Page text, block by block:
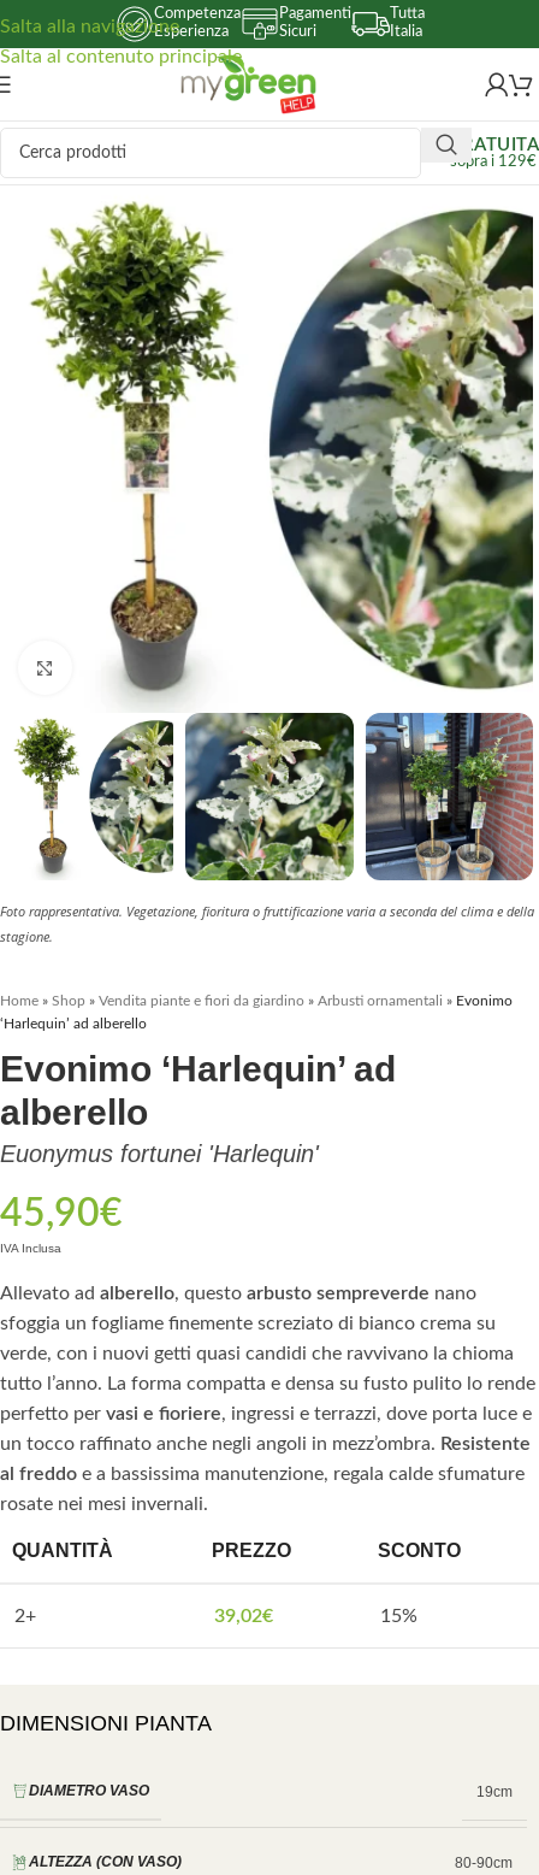
Salta alla navigazione
Salta al contenuto principale
Competenza
Esperienza
Pagamenti
Sicuri
Tutta
Italia
GRATUITA
sopra i 129€
Clicca per ingrandire
Foto rappresentativa. Vegetazione, fioritura o fruttificazione varia a seconda del clima e della
stagione.
Home » Shop » Vendita piante e fiori da giardino » Arbusti ornamentali » Evonimo
‘Harlequin’ ad alberello
Evonimo ‘Harlequin’ ad
alberello
Euonymus fortunei 'Harlequin'
45,90€
IVA Inclusa
Allevato ad alberello, questo arbusto sempreverde nano
sfoggia un fogliame finemente screziato di bianco crema su
verde, con i nuovi getti quasi candidi che ravvivano la chioma
tutto l’anno. La forma compatta e densa su fusto pulito lo rende
perfetto per vasi e fioriere, ingressi e terrazzi, dove porta luce e
un tocco raffinato anche negli angoli in mezz’ombra. Resistente
al freddo e a bassissima manutenzione, regala calde sfumature
rosate nei mesi invernali.
QUANTITÀ PREZZO SCONTO
2+ 39,02€ 15%
DIMENSIONI PIANTA
DIAMETRO VASO 19cm
ALTEZZA (CON VASO) 80-90cm